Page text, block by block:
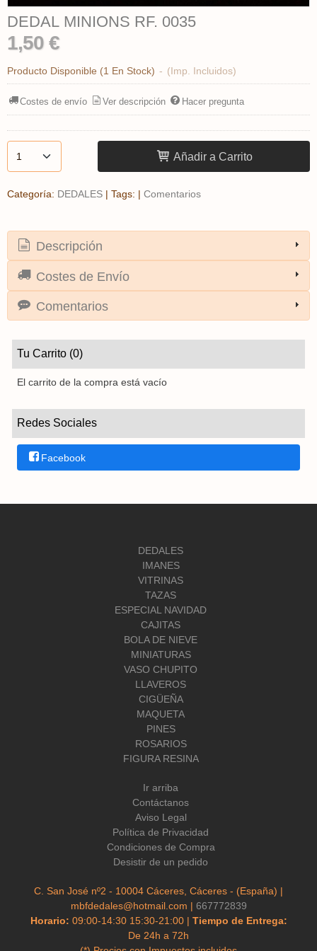
Tu Carrito (0)
El carrito de la compra está vacío
Redes Sociales
Facebook
DEDAL MINIONS RF. 0035
1,50 €
Producto Disponible (1 En Stock) - (Imp. Incluidos)
Costes de envío Ver descripción Hacer pregunta
Añadir a Carrito
Categoría: DEDALES | Tags: | Comentarios
Descripción
Costes de Envío
Comentarios
DEDALES
IMANES
VITRINAS
TAZAS
ESPECIAL NAVIDAD
CAJITAS
BOLA DE NIEVE
MINIATURAS
VASO CHUPITO
LLAVEROS
CIGÜEÑA
MAQUETA
PINES
ROSARIOS
FIGURA RESINA
Ir arriba
Contáctanos
Aviso Legal
Política de Privacidad
Condiciones de Compra
Desistir de un pedido
C. San José nº2 - 10004 Cáceres, Cáceres - (España) |
mbfdedales@hotmail.com | 667772839
Horario: 09:00-14:30 15:30-21:00 | Tiempo de Entrega:
De 24h a 72h